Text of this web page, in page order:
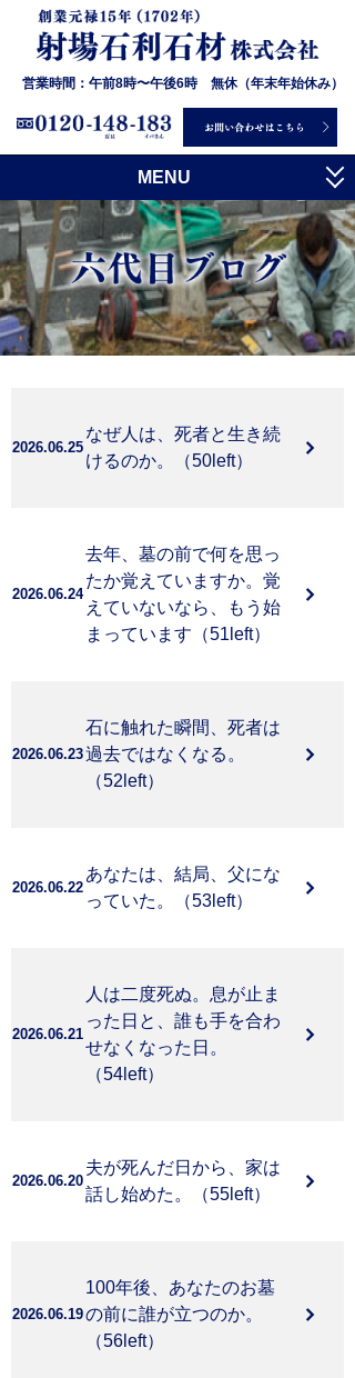
営業時間：午前8時〜午後6時 無休（年末年始休み）
MENU
トップ
射場石利石材について
お墓について
石について
お客様の声
お問い合わせ
2026.06.25
なぜ人は、死者と生き続
けるのか。（50left）
2026.06.24
去年、墓の前で何を思っ
たか覚えていますか。覚
えていないなら、もう始
まっています（51left）
2026.06.23
石に触れた瞬間、死者は
過去ではなくなる。
（52left）
2026.06.22
あなたは、結局、父にな
っていた。（53left）
2026.06.21
人は二度死ぬ。息が止ま
った日と、誰も手を合わ
せなくなった日。
（54left）
2026.06.20
夫が死んだ日から、家は
話し始めた。（55left）
2026.06.19
100年後、あなたのお墓
の前に誰が立つのか。
（56left）